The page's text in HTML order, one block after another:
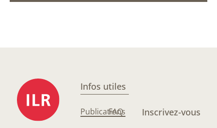
Infos utiles
Publications
FAQ Inscrivez-vous